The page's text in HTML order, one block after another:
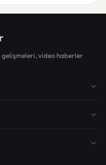
gelişmeleri, video haberler